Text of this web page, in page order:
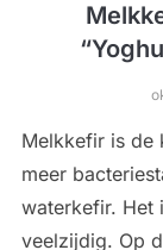
Melkkefir is de
meer
waterkefir. Het
veelzijdig. Op